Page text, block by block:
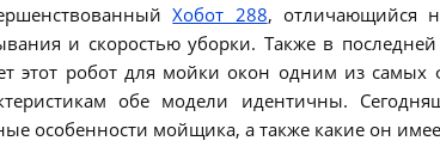
Хобот 288, отличающийся
и скоростью уборки. Также в
этот робот для мойки окон одним из
обе модели идентичны.
особенности мойщика, а также какие он